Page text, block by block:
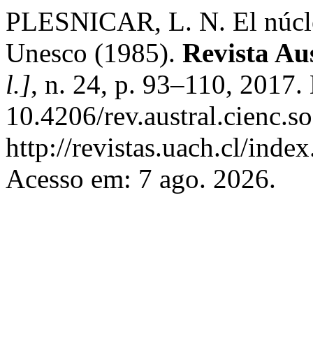
PLESNICAR, L. N. El
Unesco (1985). Revista
l.], n. 24, p. 93–110,
10.4206/
http://revistas.uach.cl/
Acesso em: 7 ago. 2026.